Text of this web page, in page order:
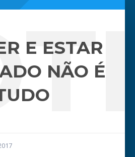
E ESTAR
NÃO É